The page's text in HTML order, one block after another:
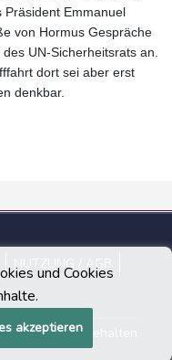
und Cookies
akzeptieren
Präsident Emmanuel
von Hormus Gespräche
UN-Sicherheitsrats an.
dort sei aber erst
denkbar.
NUTZUNG / AGB
Rechte vorbehalten